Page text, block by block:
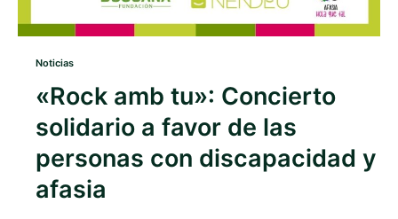
Noticias
«Rock amb tu»: Concierto
solidario a favor de las
personas con discapacidad y
afasia